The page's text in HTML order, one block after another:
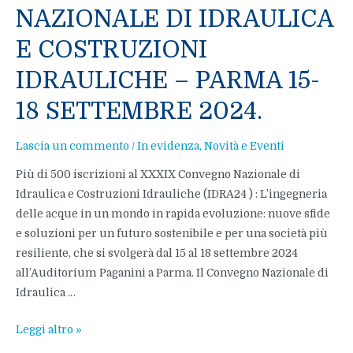
NAZIONALE DI IDRAULICA
E COSTRUZIONI
IDRAULICHE – PARMA 15-
18 SETTEMBRE 2024.
Lascia un commento / In evidenza, Novità e Eventi
Più di 500 iscrizioni al XXXIX Convegno Nazionale di
Idraulica e Costruzioni Idrauliche (IDRA24 ) : L’ingegneria
delle acque in un mondo in rapida evoluzione: nuove sfide
e soluzioni per un futuro sostenibile e per una società più
resiliente, che si svolgerà dal 15 al 18 settembre 2024
all’Auditorium Paganini a Parma. Il Convegno Nazionale di
Idraulica …
GRANDE
Leggi altro »